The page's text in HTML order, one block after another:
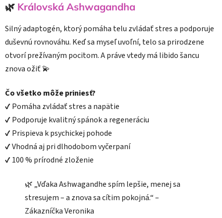
🌿 Královská Ashwagandha
Silný adaptogén, ktorý pomáha telu zvládať stres a podporuje
duševnú rovnováhu. Keď sa myseľ uvoľní, telo sa prirodzene
otvorí prežívaným pocitom. A práve vtedy má libido šancu
znova ožiť 💫
Čo všetko môže priniesť?
✔ Pomáha zvládať stres a napätie
✔ Podporuje kvalitný spánok a regeneráciu
✔ Prispieva k psychickej pohode
✔ Vhodná aj pri dlhodobom vyčerpaní
✔ 100 % prírodné zloženie
🌿 „Vďaka Ashwagandhe spím lepšie, menej sa
stresujem – a znova sa cítim pokojná.“ –
Zákazníčka Veronika